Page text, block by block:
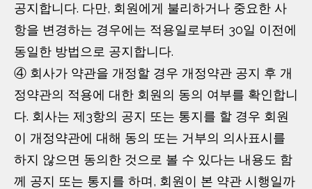
공지합니다. 다만, 회원에게 불리하거나 중요한 사
항을 변경하는 경우에는 적용일로부터 30일 이전에
동일한 방법으로 공지합니다.
④ 회사가 약관을 개정할 경우 개정약관 공지 후 개
정약관의 적용에 대한 회원의 동의 여부를 확인합니
다. 회사는 제3항의 공지 또는 통지를 할 경우 회원
이 개정약관에 대해 동의 또는 거부의 의사표시를
하지 않으면 동의한 것으로 볼 수 있다는 내용도 함
께 공지 또는 통지를 하며, 회원이 본 약관 시행일까